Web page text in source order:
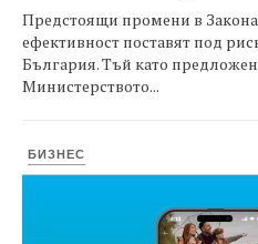
Предстоящи промени в Закона
ефективност поставят под
България. Тъй като
Министерството...
БИЗНЕС